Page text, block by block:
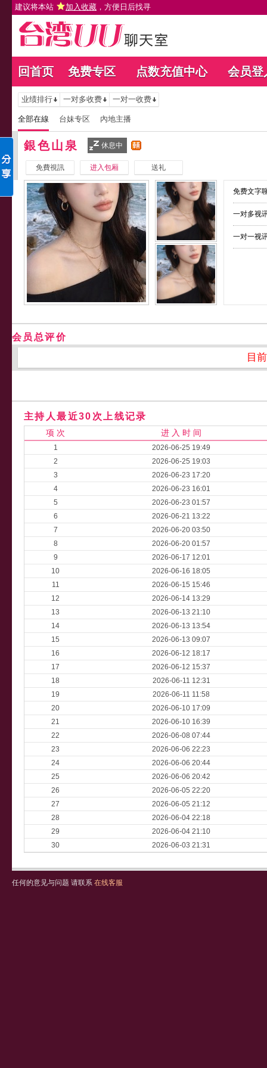
建议将本站 加入收藏 ，方便日后找寻
回首页 免费专区 点数充值中心 会员登
业绩排行 一对多收费 一对一收费
全部在線 台妹专区 內地主播
銀色山泉 休息中
免費視訊 进入包厢 送礼
免费文字
一对多视
一对一视
会员总评价
目
主持人最近30次上线记录
项 次 进 入 时 间
1
2026-06-25 19:49
2
2026-06-25 19:03
3
2026-06-23 17:20
4
2026-06-23 16:01
5
2026-06-23 01:57
6
2026-06-21 13:22
7
2026-06-20 03:50
8
2026-06-20 01:57
9
2026-06-17 12:01
10
2026-06-16 18:05
11
2026-06-15 15:46
12
2026-06-14 13:29
13
2026-06-13 21:10
14
2026-06-13 13:54
15
2026-06-13 09:07
16
2026-06-12 18:17
17
2026-06-12 15:37
18
2026-06-11 12:31
19
2026-06-11 11:58
20
2026-06-10 17:09
21
2026-06-10 16:39
22
2026-06-08 07:44
23
2026-06-06 22:23
24
2026-06-06 20:44
25
2026-06-06 20:42
26
2026-06-05 22:20
27
2026-06-05 21:12
28
2026-06-04 22:18
29
2026-06-04 21:10
30
2026-06-03 21:31
任何的意见与问题 请联系 在线客服